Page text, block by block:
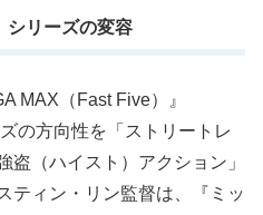
シリーズの変容
MAX（Fast Five）』
の方向性を「ストリートレ
盗（ハイスト）アクション」
ティン・リン監督は、『ミッ